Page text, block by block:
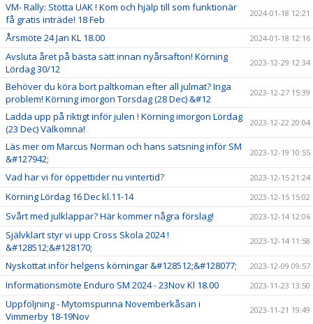
VM- Rally: Stötta UAK ! Kom och hjälp till som funktionär
få gratis inträde! 18 Feb
2024-01-18 12:21
Årsmöte 24 Jan KL 18.00 2024-01-18 12:16
Avsluta året på bästa sätt innan nyårsafton! Körning
Lördag 30/12
2023-12-29 12:34
Behöver du köra bort paltkoman efter all julmat? Inga
problem! Körning imorgon Torsdag (28 Dec) &#12
2023-12-27 15:39
Ladda upp på riktigt inför julen ! Körning imorgon Lördag
(23 Dec) Välkomna!
2023-12-22 20:04
Läs mer om Marcus Norman och hans satsning inför SM
&#127942;
2023-12-19 10:55
Vad har vi för öppettider nu vintertid? 2023-12-15 21:24
Körning Lördag 16 Dec kl.11-14 2023-12-15 15:02
Svårt med julklappar? Här kommer några förslag! 2023-12-14 12:06
Självklart styr vi upp Cross Skola 2024 !
&#128512;&#128170;
2023-12-14 11:58
Nyskottat inför helgens körningar &#128512;&#128077; 2023-12-09 09:57
Informationsmöte Enduro SM 2024 - 23Nov Kl 18.00 2023-11-23 13:50
Uppföljning - Mytomspunna Novemberkåsan i
Vimmerby 18-19Nov
2023-11-21 19:49